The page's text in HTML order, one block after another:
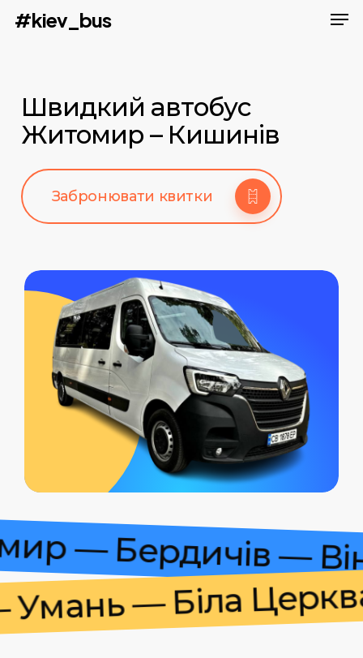
Skip#kiev_bus
Швидкий автобус
Житомир – Кишинів
Забронювати квитки
— Бердичів —
— Біла Церква